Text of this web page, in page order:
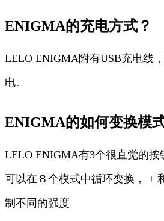
ENIGMA的充电方式？
LELO ENIGMA附有USB充电线
电。
ENIGMA的如何变换模
LELO ENIGMA有3个很直觉的按
可以在８个模式中循环变换， +
制不同的强度